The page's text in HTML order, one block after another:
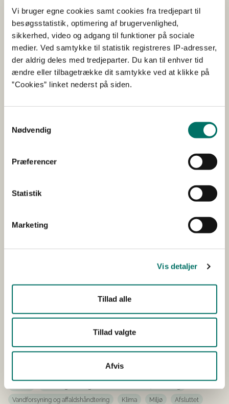
Vi bruger egne cookies samt cookies fra tredjepart til
besøgsstatistik, optimering af brugervenlighed,
sikkerhed, video og adgang til funktioner på sociale
medier. Ved samtykke til statistik registreres IP-adresser,
der aldrig deles med tredjeparter. Du kan til enhver tid
ændre eller tilbagetrække dit samtykke ved at klikke på
”Cookies” linket nederst på siden.
Nødvendig
Præferencer
Statistik
Marketing
Vis detaljer
Tillad alle
Tillad valgte
Afvis
Bygge- og anlægsvirksomhed
Klima Miljø
Sundhed
Afsluttet
Startår 2013 Afsluttet 2013 Høje-Taastrup
Projektet har haft til formål at udvikle en brugbar og
veldokumenteret renoveringsmetode, hvor
affaldsmængden af PCB-forurenet bygningsaffald
reduceres betragteligt og under minimalt indgreb i
Udvikling af flade aquaporin
membraner til ekstraktion af
rent vand fra forurenede
Vandforsyning og affaldshåndtering
Rensning
Formålet med dette Ecoinnovationprojekt er at
videreudvikle (dvs øge membranpræstationen) og
opskalere ”flat sheet” teknologien parallelt med
udviklingen af hollow fibre contactor teknologien.
Fra spildevand til
fosforgødning
Vandforsyning og affaldshåndtering
Klima Miljø
Afsluttet